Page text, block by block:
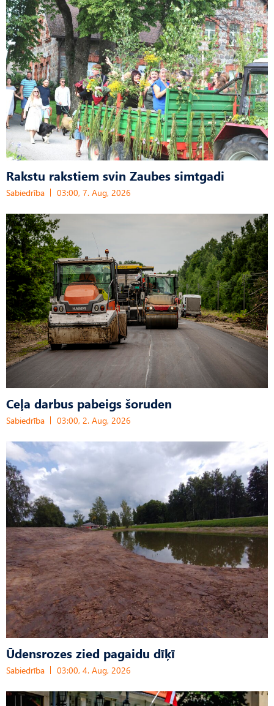
Rakstu rakstiem svin Zaubes simtgadi
Sabiedrība 03:00, 7. Aug, 2026
Ceļa darbus pabeigs šoruden
Sabiedrība 03:00, 2. Aug, 2026
Ūdensrozes zied pagaidu dīķī
Sabiedrība 03:00, 4. Aug, 2026